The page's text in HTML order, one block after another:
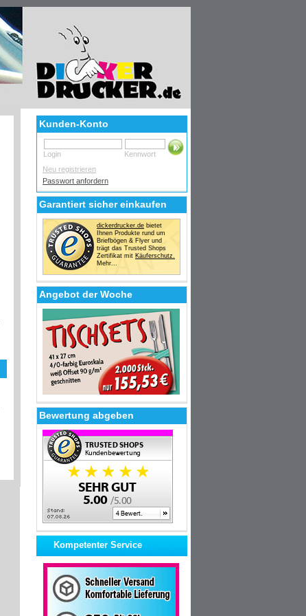
Kunden-Konto
Login
Kennwort
Neu registrieren
Passwort anfordern
Garantiert sicher einkaufen
dickerdrucker.de bietet
Ihnen Produkte rund um
Briefbögen & Flyer und
trägt das Trusted Shops
Zertifikat mit Käuferschutz.
Mehr...
Angebot der Woche
Bewertung abgeben
Kompetenter Service